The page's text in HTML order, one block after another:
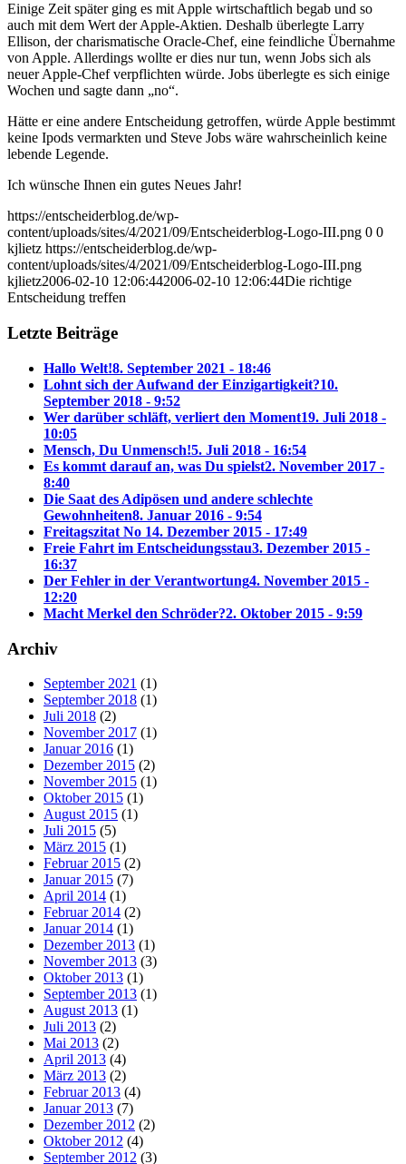
Einige Zeit später ging es mit Apple wirtschaftlich begab und so
auch mit dem Wert der Apple-Aktien. Deshalb überlegte Larry
Ellison, der charismatische Oracle-Chef, eine feindliche Übernahme
von Apple. Allerdings wollte er dies nur tun, wenn Jobs sich als
neuer Apple-Chef verpflichten würde. Jobs überlegte es sich einige
Wochen und sagte dann „no“.
Hätte er eine andere Entscheidung getroffen, würde Apple bestimmt
keine Ipods vermarkten und Steve Jobs wäre wahrscheinlich keine
lebende Legende.
Ich wünsche Ihnen ein gutes Neues Jahr!
https://entscheiderblog.de/wp-
content/uploads/sites/4/2021/09/Entscheiderblog-Logo-III.png 0 0
kjlietz https://entscheiderblog.de/wp-
content/uploads/sites/4/2021/09/Entscheiderblog-Logo-III.png
kjlietz2006-02-10 12:06:442006-02-10 12:06:44Die richtige
Entscheidung treffen
Letzte Beiträge
Hallo Welt!8. September 2021 - 18:46
Lohnt sich der Aufwand der Einzigartigkeit?10.
September 2018 - 9:52
Wer darüber schläft, verliert den Moment19. Juli 2018 -
10:05
Mensch, Du Unmensch!5. Juli 2018 - 16:54
Es kommt darauf an, was Du spielst2. November 2017 -
8:40
Die Saat des Adipösen und andere schlechte
Gewohnheiten8. Januar 2016 - 9:54
Freitagszitat No 14. Dezember 2015 - 17:49
Freie Fahrt im Entscheidungsstau3. Dezember 2015 -
16:37
Der Fehler in der Verantwortung4. November 2015 -
12:20
Macht Merkel den Schröder?2. Oktober 2015 - 9:59
Archiv
September 2021 (1)
September 2018 (1)
Juli 2018 (2)
November 2017 (1)
Januar 2016 (1)
Dezember 2015 (2)
November 2015 (1)
Oktober 2015 (1)
August 2015 (1)
Juli 2015 (5)
März 2015 (1)
Februar 2015 (2)
Januar 2015 (7)
April 2014 (1)
Februar 2014 (2)
Januar 2014 (1)
Dezember 2013 (1)
November 2013 (3)
Oktober 2013 (1)
September 2013 (1)
August 2013 (1)
Juli 2013 (2)
Mai 2013 (2)
April 2013 (4)
März 2013 (2)
Februar 2013 (4)
Januar 2013 (7)
Dezember 2012 (2)
Oktober 2012 (4)
September 2012 (3)